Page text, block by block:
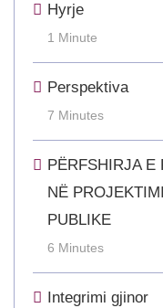
Hyrje
1 Minute
Perspektiva
7 Minutes
PËRFSHIRJA
NË
PUBLIKE
6 Minutes
Integrimi gjinor